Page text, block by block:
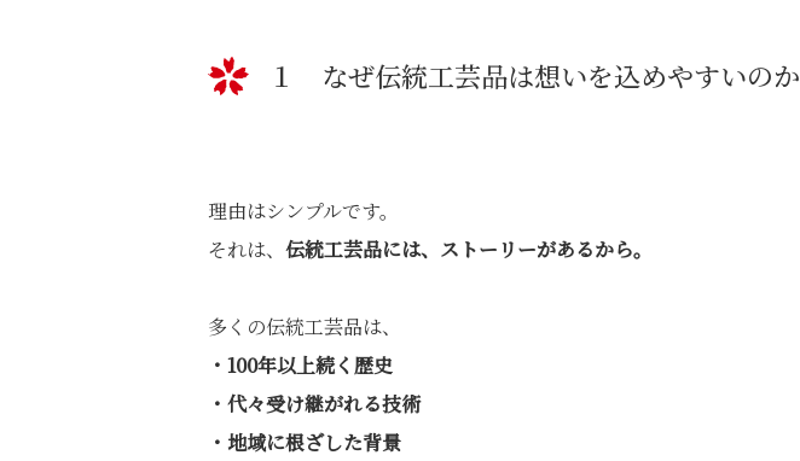
１ なぜ伝統工芸品は想いを込めやすいのか
理由はシンプルです。
それは、 伝統工芸品には、ストーリーがあるから。
多くの伝統工芸品は、
・100年以上続く歴史
・代々受け継がれる技術
・地域に根ざした背景